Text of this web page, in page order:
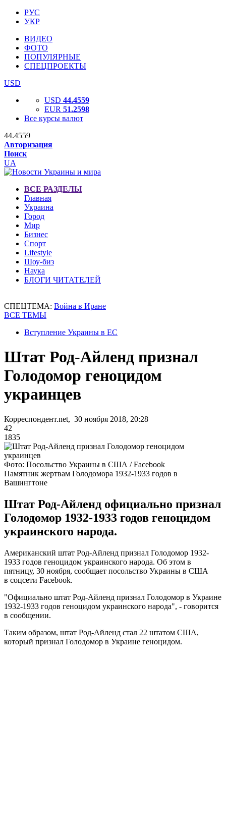
РУС
УКР
ВИДЕО
ФОТО
ПОПУЛЯРНЫЕ
СПЕЦПРОЕКТЫ
USD
USD 44.4559
EUR 51.2598
Все курсы валют
44.4559
Авторизация
Поиск
UA
ВСЕ РАЗДЕЛЫ
Главная
Украина
Город
Мир
Бизнес
Спорт
Lifestyle
Шоу-биз
Наука
БЛОГИ ЧИТАТЕЛЕЙ
СПЕЦТЕМА: Война в Иране
ВСЕ ТЕМЫ
Вступление Украины в ЕС
Штат Род-Айленд признал
Голодомор геноцидом
украинцев
Корреспондент.net, 30 ноября 2018, 20:28
42
1835
Фото: Посольство Украины в США / Facebook
Памятник жертвам Голодомора 1932-1933 годов в
Вашингтоне
Штат Род-Айленд официально признал
Голодомор 1932-1933 годов геноцидом
украинского народа.
Американский штат Род-Айленд признал Голодомор 1932-
1933 годов геноцидом украинского народа. Об этом в
пятницу, 30 ноября, сообщает посольство Украины в США
в соцсети Facebook.
"Официально штат Род-Айленд признал Голодомор в Украине
1932-1933 годов геноцидом украинского народа", - говорится
в сообщении.
Таким образом, штат Род-Айленд стал 22 штатом США,
который признал Голодомор в Украине геноцидом.